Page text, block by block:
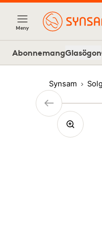
Meny
AbonnemangGlasögon
Synsam